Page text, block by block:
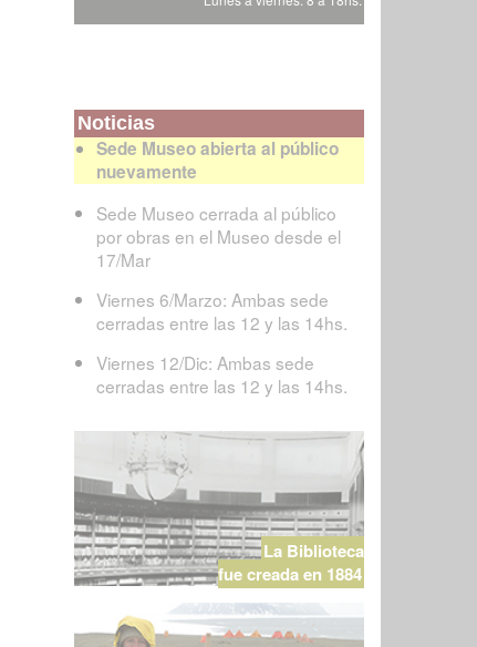
Noticias
Sede Museo abierta al público
nuevamente
Sede Museo cerrada al público
por obras en el Museo desde el
17/Mar
Viernes 6/Marzo: Ambas sede
cerradas entre las 12 y las 14hs.
Viernes 12/Dic: Ambas sede
cerradas entre las 12 y las 14hs.
La Biblioteca
fue creada en 1884